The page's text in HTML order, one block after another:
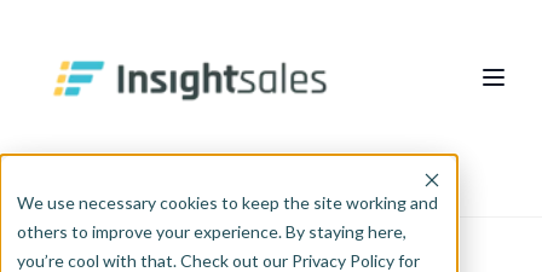
We use necessary cookies to keep the site working and
others to improve your experience. By staying here,
you’re cool with that. Check out our Privacy Policy for
O Que Fazemos